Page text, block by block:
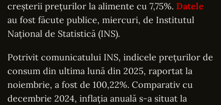
creșterii prețurilor la alimente cu 7,75%. Datele
au fost făcute publice, miercuri, de Institutul
Național de Statistică (INS).
Potrivit comunicatului INS, indicele prețurilor de
consum din ultima lună din 2025, raportat la
noiembrie, a fost de 100,22%. Comparativ cu
decembrie 2024, inflația anuală s-a situat la